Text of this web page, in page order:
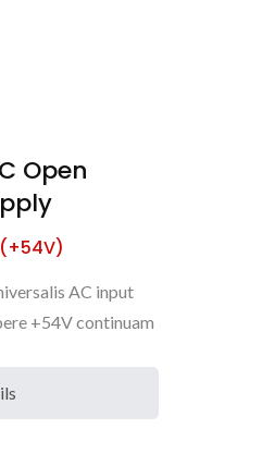
Open
AC input
+54V continuam